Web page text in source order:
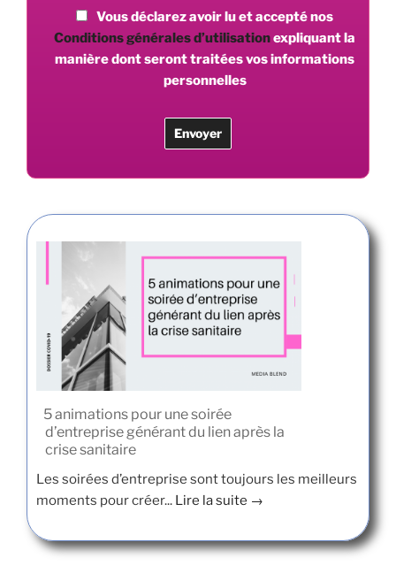
Vous déclarez avoir lu et accepté nos
Conditions générales d’utilisationexpliquant la
manière dont seront traitées vos informations
personnelles
5 animations pour une soirée
d’entreprise générant du lien après la
crise sanitaire
Les soirées d’entreprise sont toujours les meilleurs
moments pour créer... Lire la suite →